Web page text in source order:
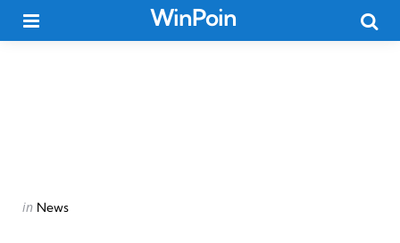
WinPoin
Categories
Posted
in News